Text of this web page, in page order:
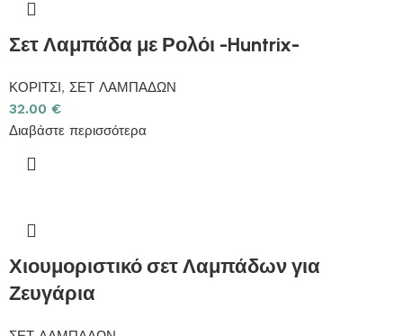
Σετ Λαμπάδα με Ρολόι -Huntrix-
ΚΟΡΙΤΣΙ, ΣΕΤ ΛΑΜΠΑΔΩΝ
32.00 €
Διαβάστε περισσότερα
Χιουμοριστικό σετ Λαμπάδων για
Ζευγάρια